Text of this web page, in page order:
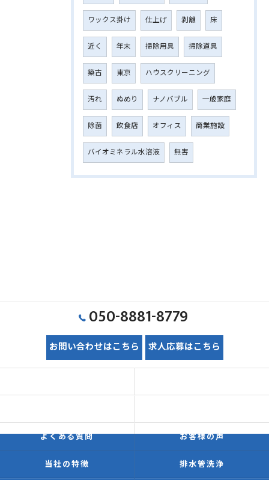
ワックス掛け 仕上げ 剥離 床
近く 年末 掃除用具 掃除道具
築古 東京 ハウスクリーニング
汚れ ぬめり ナノバブル 一般家庭
除菌 飲食店 オフィス 商業施設
バイオミネラル水溶液 無害
050-8881-8779
お問い合わせはこちら 求人応募はこちら
よくある質問 お客様の声
当社の特徴 排水管洗浄